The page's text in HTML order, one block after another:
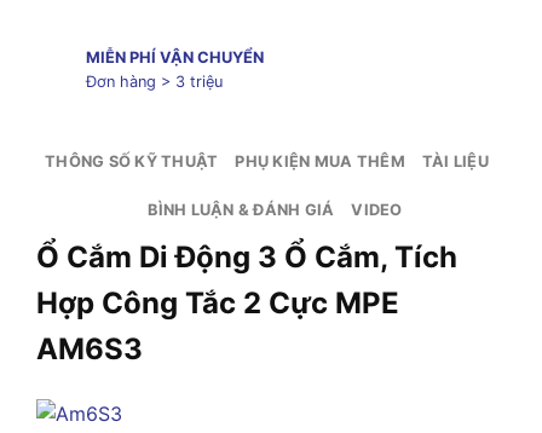
MIỄN PHÍ VẬN CHUYỂN
Đơn hàng > 3 triệu
THÔNG SỐ KỸ THUẬT PHỤ KIỆN MUA THÊM TÀI LIỆU
BÌNH LUẬN & ĐÁNH GIÁ VIDEO
Ổ Cắm Di Động 3 Ổ Cắm, Tích
Hợp Công Tắc 2 Cực MPE
AM6S3